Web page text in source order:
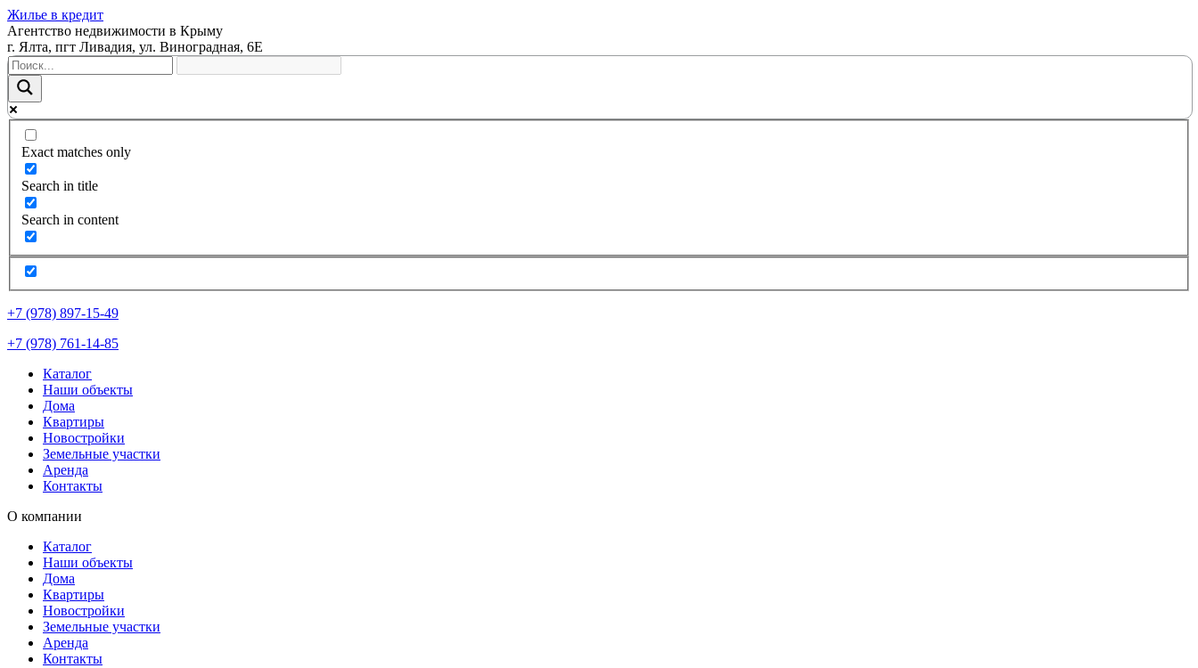
Жилье в кредит
Агентство недвижимости в Крыму
г. Ялта, пгт Ливадия, ул. Виноградная, 6Е
Exact matches only
Search in title
Search in content
+7 (978) 897-15-49
+7 (978) 761-14-85
Каталог
Наши объекты
Дома
Квартиры
Новостройки
Земельные участки
Аренда
Контакты
О компании
Каталог
Наши объекты
Дома
Квартиры
Новостройки
Земельные участки
Аренда
Контакты